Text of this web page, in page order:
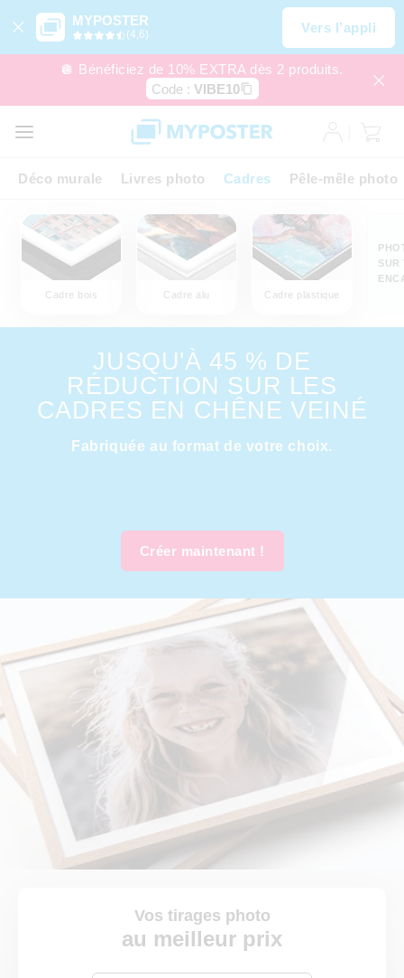
MYPOSTER
(4,6) Vers l’appli
🪩 Bénéficiez de 10% EXTRA dès 2 produits.
Code : VIBE10
Déco murale Livres photo Cadres Pêle-mêle photo
Cadre bois Cadre alu Cadre plastique
SUR
JUSQU'À 45 % DE
RÉDUCTION SUR LES
CADRES EN CHÊNE VEINÉ
Fabriquée au format de votre choix.
Créer maintenant !
Vos tirages photo
au meilleur prix